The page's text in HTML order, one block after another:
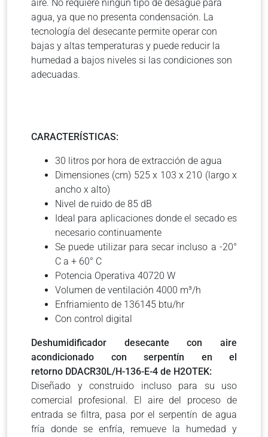
aire. No requiere ningún tipo de desagüe para
agua, ya que no presenta condensación. La
tecnología del desecante permite operar con
bajas y altas temperaturas y puede reducir la
humedad a bajos niveles si las condiciones son
adecuadas.
CARACTERÍSTICAS:
30 litros por hora de extracción de agua
Dimensiones (cm) 525 x 103 x 210 (largo x
ancho x alto)
Nivel de ruido de 85 dB
Ideal para aplicaciones donde el secado es
necesario continuamente
Se puede utilizar para secar incluso a -20°
C a + 60° C
Potencia Operativa 40720 W
Volumen de ventilación 4000 m³/h
Enfriamiento de 136145 btu/hr
Con control digital
Deshumidificador desecante con aire
acondicionado con serpentín en el
retorno DDACR30L/H-136-E-4 de H2OTEK:
Diseñado y construido incluso para su uso
comercial profesional. El aire del proceso de
entrada se filtra, pasa por el serpentín de agua
fría donde se enfría, remueve la humedad y